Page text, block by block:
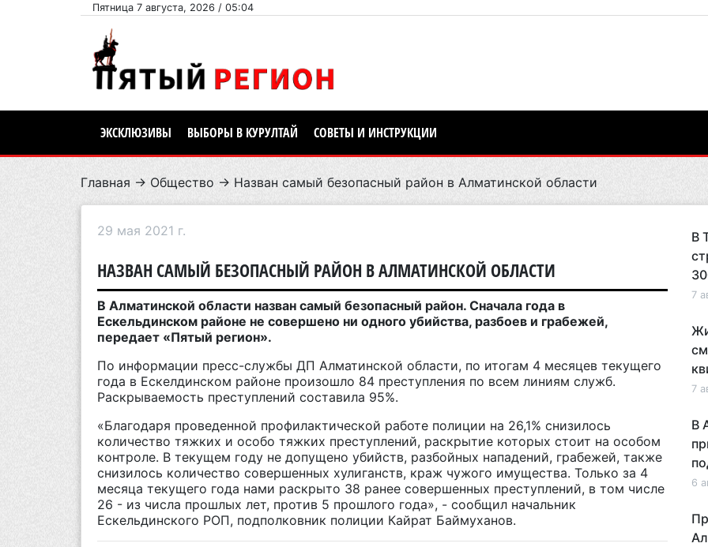
Пятница 7 августа, 2026 / 05:04
ЭКСКЛЮЗИВЫ ВЫБОРЫ В КУРУЛТАЙ СОВЕТЫ И ИНСТРУКЦИИ
Главная → Общество → Назван самый безопасный район в Алматинской области
29 мая 2021 г.
НАЗВАН САМЫЙ БЕЗОПАСНЫЙ РАЙОН В АЛМАТИНСКОЙ ОБЛАСТИ
В Алматинской области назван самый безопасный район. Сначала года в
Ескельдинском районе не совершено ни одного убийства, разбоев и грабежей,
передает «Пятый регион».
По информации пресс-службы ДП Алматинской области, по итогам 4 месяцев текущего
года в Ескелдинском районе произошло 84 преступления по всем линиям служб.
Раскрываемость преступлений составила 95%.
«Благодаря проведенной профилактической работе полиции на 26,1% снизилось
количество тяжких и особо тяжких преступлений, раскрытие которых стоит на особом
контроле. В текущем году не допущено убийств, разбойных нападений, грабежей, также
снизилось количество совершенных хулиганств, краж чужого имущества. Только за 4
месяца текущего года нами раскрыто 38 ранее совершенных преступлений, в том числе
26 - из числа прошлых лет, против 5 прошлого года», - сообщил начальник
Ескельдинского РОП, подполковник полиции Кайрат Баймуханов.
В
7
7
В
6